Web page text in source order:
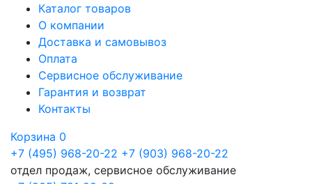
Каталог товаров
О компании
Доставка и самовывоз
Оплата
Сервисное обслуживание
Гарантия и возврат
Контакты
Корзина 0
+7 (495) 968-20-22 +7 (903) 968-20-22
отдел продаж, сервисное обслуживание